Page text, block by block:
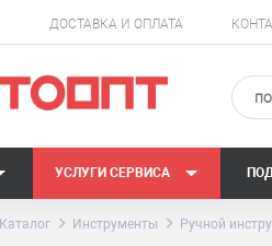
ДОСТАВКА И ОПЛАТА
УСЛУГИ СЕРВИСА
Каталог Инструменты Ручной